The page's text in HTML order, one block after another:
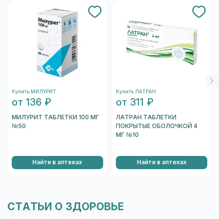
подтвердить.
После этого запустится камера вашего
устройства. Необходимо навести на
штрихкод, который находится на одном из
торцов коробки, и отсканировать его.
После того, как сканер распознает штрихкод,
информацию о коробке.
Перейти к проверке подлинности
Купить МИЛУРИТ
от 136 ₽
МИЛУРИТ ТАБЛЕТКИ 100 МГ
№50
Найти в аптеках
Купить ЛАТРАН
от 311 ₽
ЛАТРАН ТАБЛЕТКИ
ПОКРЫТЫЕ ОБОЛОЧКОЙ 4
МГ №10
Найти в аптеках
СТАТЬИ О ЗДОРОВЬЕ